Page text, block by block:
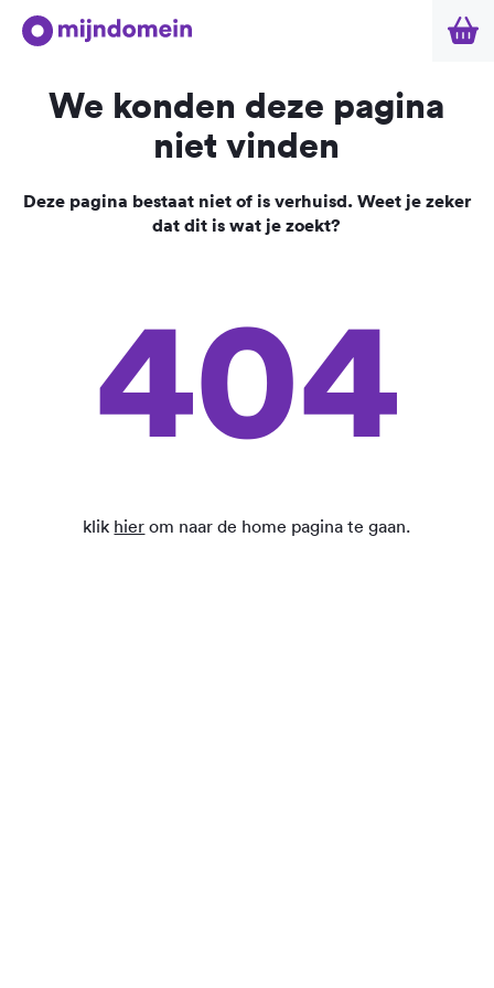
We konden deze pagina
niet vinden
Deze pagina bestaat niet of is verhuisd. Weet je zeker
dat dit is wat je zoekt?
404
klik hier om naar de home pagina te gaan.